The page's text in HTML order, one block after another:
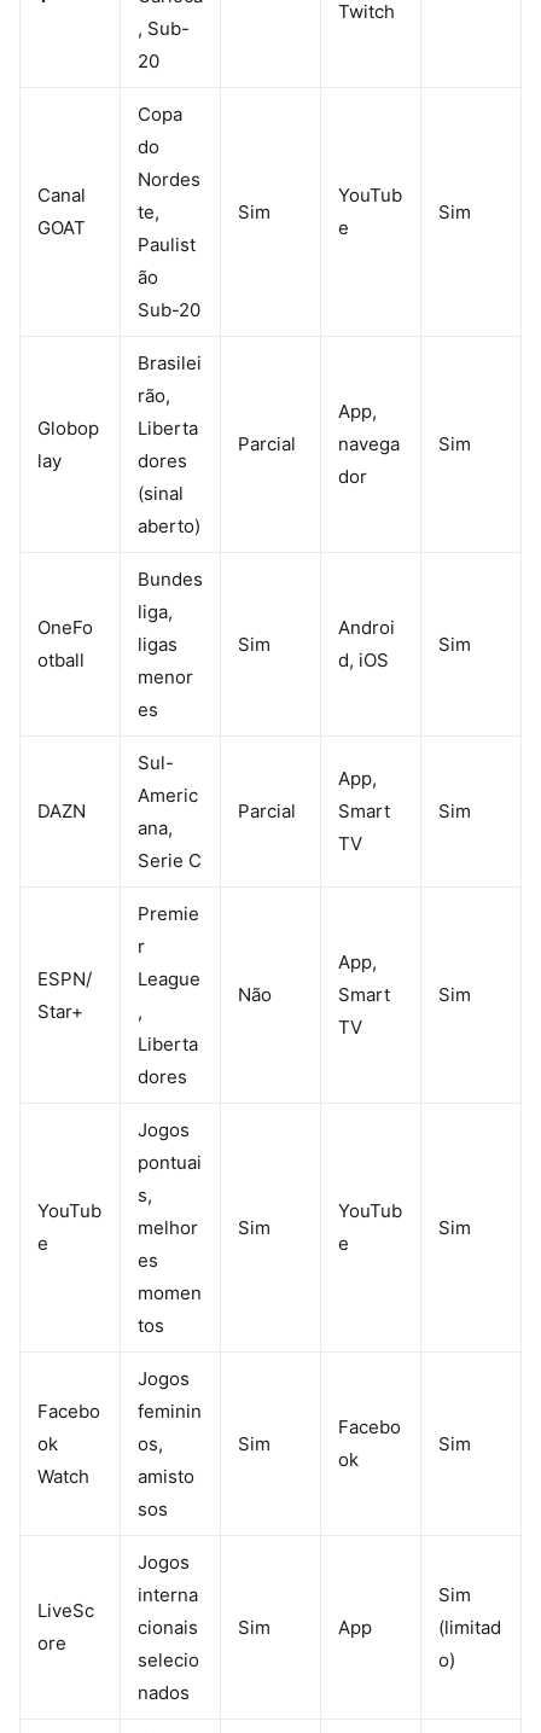
, Sub-
20
Twitch
Canal
GOAT
Copa
do
Nordes
te,
Paulist
ão
Sub-20
Sim
YouTub
e
Sim
Globop
lay
Brasilei
rão,
Liberta
dores
(sinal
aberto)
Parcial
App,
navega
dor
Sim
OneFo
otball
Bundes
liga,
ligas
menor
es
Sim
Androi
d, iOS
Sim
DAZN
Sul-
Americ
ana,
Serie C
Parcial
App,
Smart
TV
Sim
ESPN/
Star+
Premie
r
League
,
Liberta
dores
Não
App,
Smart
TV
Sim
YouTub
e
Jogos
pontuai
s,
melhor
es
momen
tos
Sim
YouTub
e
Sim
Facebo
ok
Watch
Jogos
feminin
os,
amisto
sos
Sim
Facebo
ok
Sim
LiveSc
ore
Jogos
interna
cionais
selecio
nados
Sim App
Sim
(limitad
o)